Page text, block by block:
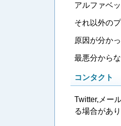
アルファベ
それ以外の
原因が分か
最悪分から
コンタクト
Twitter,メー
る場合があ